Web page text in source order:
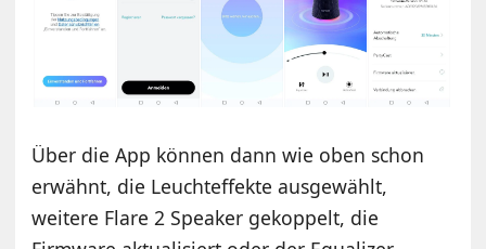
Über die App können dann wie oben schon
erwähnt, die Leuchteffekte ausgewählt,
weitere Flare 2 Speaker gekoppelt, die